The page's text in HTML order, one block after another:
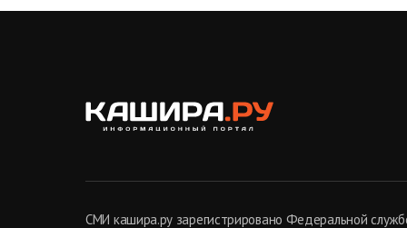
СМИ кашира.ру зарегистрировано Федеральной